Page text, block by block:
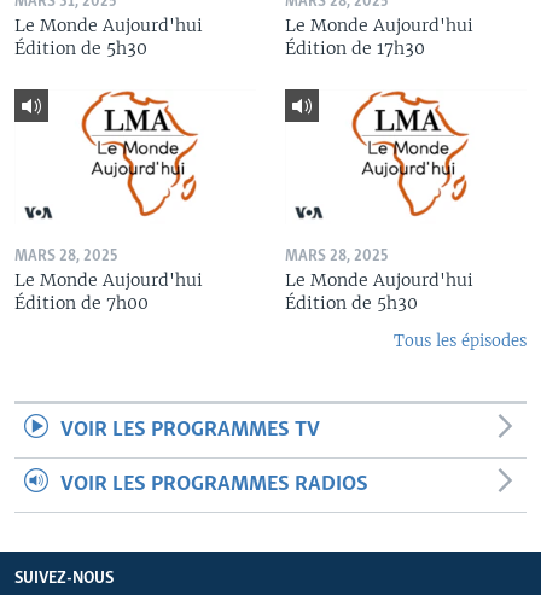
Le Monde Aujourd'hui
Édition de 5h30
Le Monde Aujourd'hui
Édition de 17h30
MARS 28, 2025
Le Monde Aujourd'hui
Édition de 7h00
MARS 28, 2025
Le Monde Aujourd'hui
Édition de 5h30
Tous les épisodes
VOIR LES PROGRAMMES TV
VOIR LES PROGRAMMES RADIOS
SUIVEZ-NOUS